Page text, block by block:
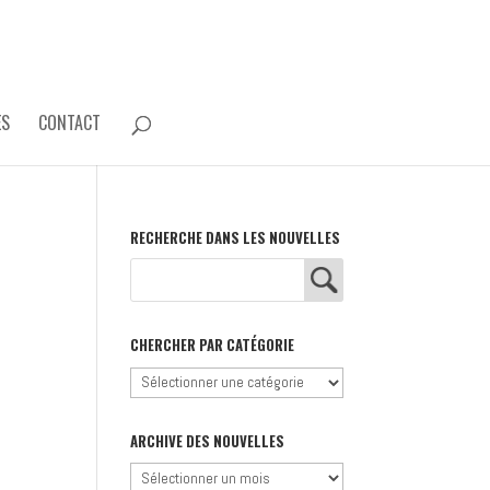
CONTACT
RECHERCHE DANS LES NOUVELLES
CHERCHER PAR CATÉGORIE
Chercher
catégorie
ARCHIVE DES NOUVELLES
Archive